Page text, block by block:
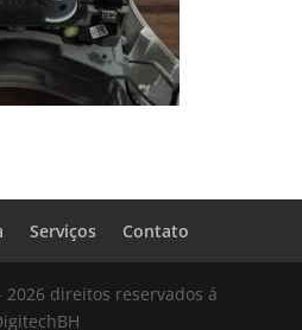
Serviços Contato
direitos reservados á